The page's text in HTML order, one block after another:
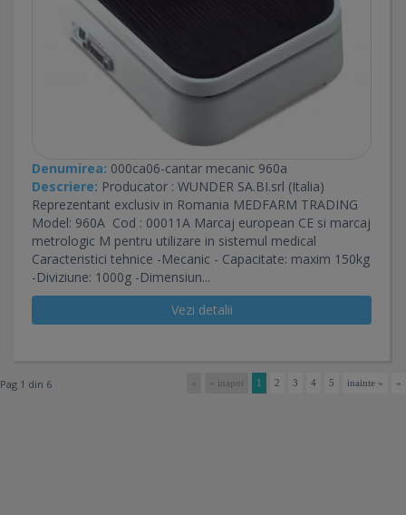
Denumirea: 000ca06-cantar mecanic 960a
Descriere: Producator : WUNDER SA.BI.srl (Italia)
Reprezentant exclusiv in Romania MEDFARM TRADING
Model: 960A Cod : 00011A Marcaj european CE si marcaj
metrologic M pentru utilizare in sistemul medical
Caracteristici tehnice -Mecanic - Capacitate: maxim 150kg
-Diviziune: 1000g -Dimensiun...
Vezi detalii
Pag 1 din 6 « « inapoi 1 2 3 4 5 inainte » »